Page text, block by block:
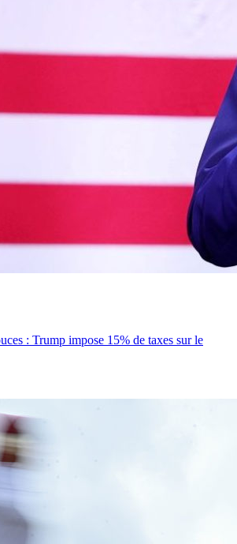
: Trump impose 15% de taxes sur le